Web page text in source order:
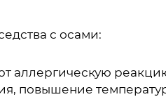
с осами:
аллергическую
повышение